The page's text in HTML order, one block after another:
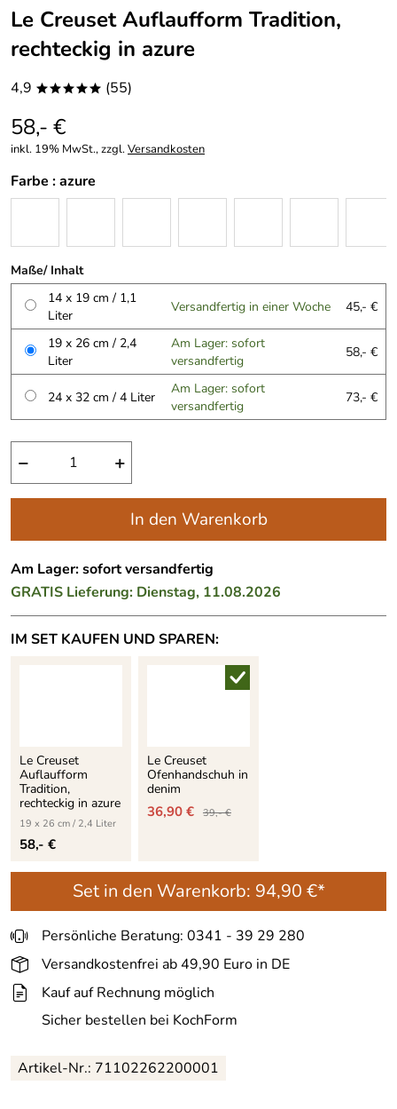
Le Creuset Auflaufform Tradition,
rechteckig in azure
4,9 ***** (55)
58,- €
inkl. 19% MwSt., zzgl.Versandkosten
Farbe :azure
Maße/ Inhalt
14 x 19 cm / 1,1
Liter
Versandfertig in einer Woche 45,- €
19 x 26 cm / 2,4
Liter
Am Lager: sofort
versandfertig
58,- €
24 x 32 cm / 4 Liter
Am Lager: sofort
versandfertig
73,- €
− +
In den Warenkorb
Am Lager: sofort versandfertig
GRATIS Lieferung: Dienstag, 11.08.2026
IM SET KAUFEN UND SPAREN:
Le Creuset
Auflaufform
Tradition,
rechteckig in azure
19 x 26 cm / 2,4 Liter
58,- €
Le Creuset
Ofenhandschuh in
denim
36,90 € 39,- €
Set in den Warenkorb: 94,90 €*
Persönliche Beratung: 0341 - 39 29 280
Versandkostenfrei ab 49,90 Euro in DE
Kauf auf Rechnung möglich
Sicher bestellen bei KochForm
Artikel-Nr.: 71102262200001